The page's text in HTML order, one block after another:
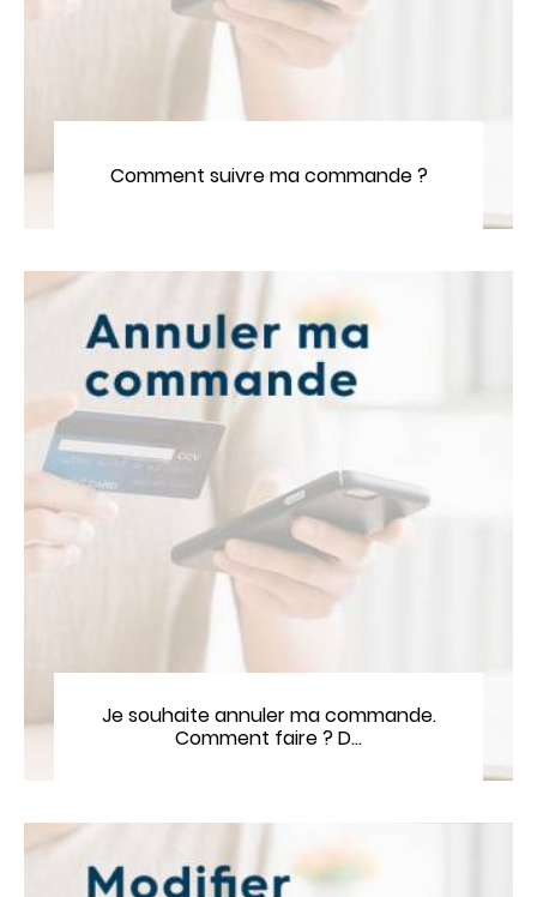
Comment suivre ma commande ?
Je souhaite annuler ma commande.
Comment faire ? D…